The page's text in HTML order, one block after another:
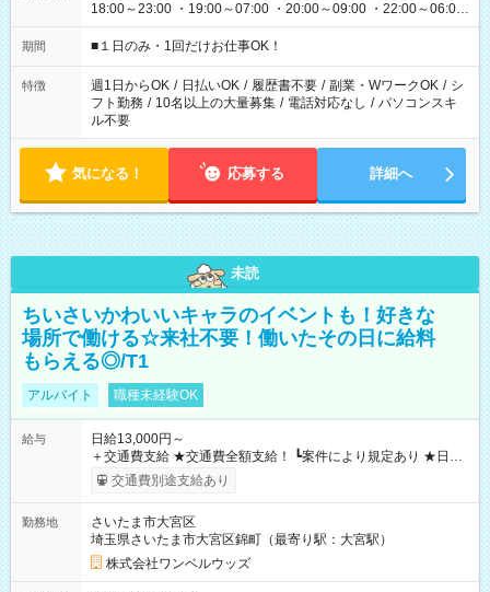
18:00～23:00 ・19:00～07:00 ・20:00～09:00 ・22:00～06:00
etc ★最短で3時間で5,120円のお仕事から 15時間で2万円近く稼
げるお仕事も！ ご希望のお時間に合わせてご紹介！ ※シフトは
ください！
期間 ■１日のみ・1回だけお仕事OK！
特徴 週1日からOK / 日払いOK / 履歴書不要 / 副業・WワークOK / シ
フト勤務 / 10名以上の大量募集 / 電話対応なし / パソコンスキ
ル不要
気になる！ 応募する 詳細へ
未読
ちいさいかわいいキャラのイベントも！好きな
場所で働ける☆来社不要！働いたその日に給料
もらえる◎/T1
アルバイト 職種未経験OK
給与
日給13,000円～
＋交通費支給 ★交通費全額支給！ ┗案件により規定あり ★日払
いOK！（規定あり） ┗働いたその日に現金GET♪ お仕事後はコ
ンビニATMから 日払い分を引き落とせます！ 【試用期間】試
交通費別途支給あり
勤務地
さいたま市大宮区
埼玉県さいたま市大宮区錦町（最寄り駅：大宮駅）
株式会社ワンベルウッズ